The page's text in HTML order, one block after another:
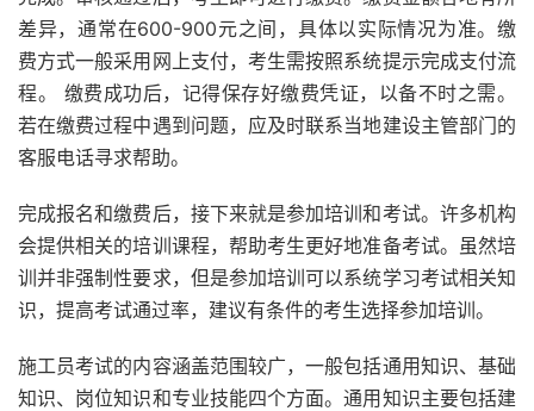
差异，通常在600-900元之间，具体以实际情况为准。缴
费方式一般采用网上支付，考生需按照系统提示完成支付流
程。 缴费成功后，记得保存好缴费凭证，以备不时之需。
若在缴费过程中遇到问题，应及时联系当地建设主管部门的
客服电话寻求帮助。
完成报名和缴费后，接下来就是参加培训和考试。许多机构
会提供相关的培训课程，帮助考生更好地准备考试。虽然培
训并非强制性要求，但是参加培训可以系统学习考试相关知
识，提高考试通过率，建议有条件的考生选择参加培训。
施工员考试的内容涵盖范围较广，一般包括通用知识、基础
知识、岗位知识和专业技能四个方面。通用知识主要包括建